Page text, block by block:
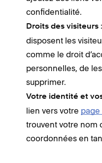
confidentialité.
Droits des visiteurs
disposent les
comme le droit
personnelles, de
supprimer.
Votre identité et
lien vers votre
trouvent votre nom
coordonnées en